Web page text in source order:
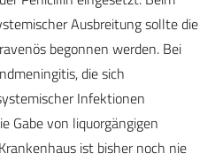
Ausbreitung sollte die
begonnen werden. Bei
die sich
Infektionen
Gabe von liquorgängigen
ist bisher noch nie